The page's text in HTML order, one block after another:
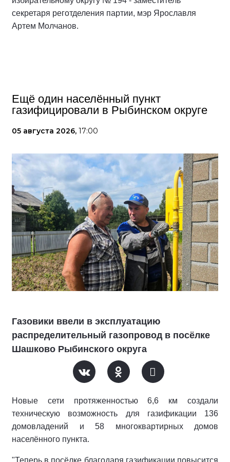
секретаря реготделения партии, мэр Ярославля
Артем Молчанов.
Ещё один населённый пункт
газифицировали в Рыбинском округе
05 августа 2026, 17:00
Газовики ввели в эксплуатацию
распределительный газопровод в посёлке
Шашково Рыбинского округа
Новые сети протяженностью 6,6 км создали
техническую возможность для газификации 136
домовладений и 58 многоквартирных домов
населённого пункта.
"Теперь в посёлке благодаря газификации повысится